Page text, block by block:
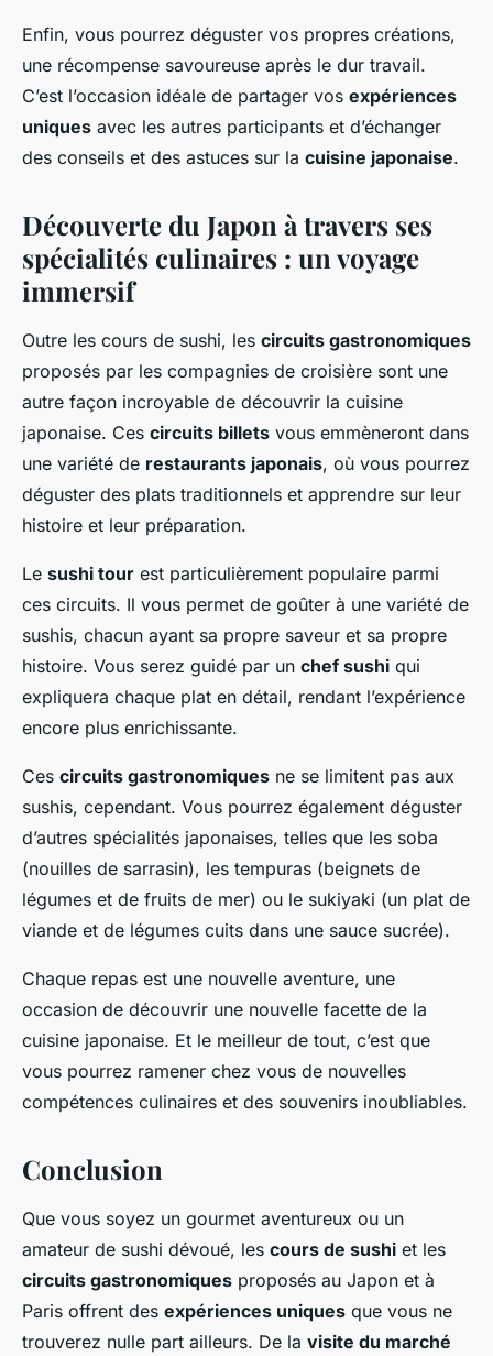
Enfin, vous pourrez déguster vos propres créations,
une récompense savoureuse après le dur travail.
C’est l’occasion idéale de partager vos expériences
uniques avec les autres participants et d’échanger
des conseils et des astuces sur la cuisine japonaise.
Découverte du Japon à travers ses
spécialités culinaires : un voyage
immersif
Outre les cours de sushi, les circuits gastronomiques
proposés par les compagnies de croisière sont une
autre façon incroyable de découvrir la cuisine
japonaise. Ces circuits billets vous emmèneront dans
une variété de restaurants japonais, où vous pourrez
déguster des plats traditionnels et apprendre sur leur
histoire et leur préparation.
Le sushi tour est particulièrement populaire parmi
ces circuits. Il vous permet de goûter à une variété de
sushis, chacun ayant sa propre saveur et sa propre
histoire. Vous serez guidé par un chef sushi qui
expliquera chaque plat en détail, rendant l’expérience
encore plus enrichissante.
Ces circuits gastronomiques ne se limitent pas aux
sushis, cependant. Vous pourrez également déguster
d’autres spécialités japonaises, telles que les soba
(nouilles de sarrasin), les tempuras (beignets de
légumes et de fruits de mer) ou le sukiyaki (un plat de
viande et de légumes cuits dans une sauce sucrée).
Chaque repas est une nouvelle aventure, une
occasion de découvrir une nouvelle facette de la
cuisine japonaise. Et le meilleur de tout, c’est que
vous pourrez ramener chez vous de nouvelles
compétences culinaires et des souvenirs inoubliables.
Conclusion
Que vous soyez un gourmet aventureux ou un
amateur de sushi dévoué, les cours de sushi et les
circuits gastronomiques proposés au Japon et à
Paris offrent des expériences uniques que vous ne
trouverez nulle part ailleurs. De la visite du marché